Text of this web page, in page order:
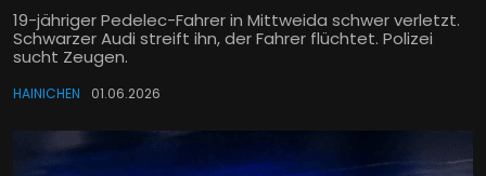
19-jähriger Pedelec-Fahrer in Mittweida schwer verletzt.
Schwarzer Audi streift ihn, der Fahrer flüchtet. Polizei
sucht Zeugen.
HAINICHEN 01.06.2026